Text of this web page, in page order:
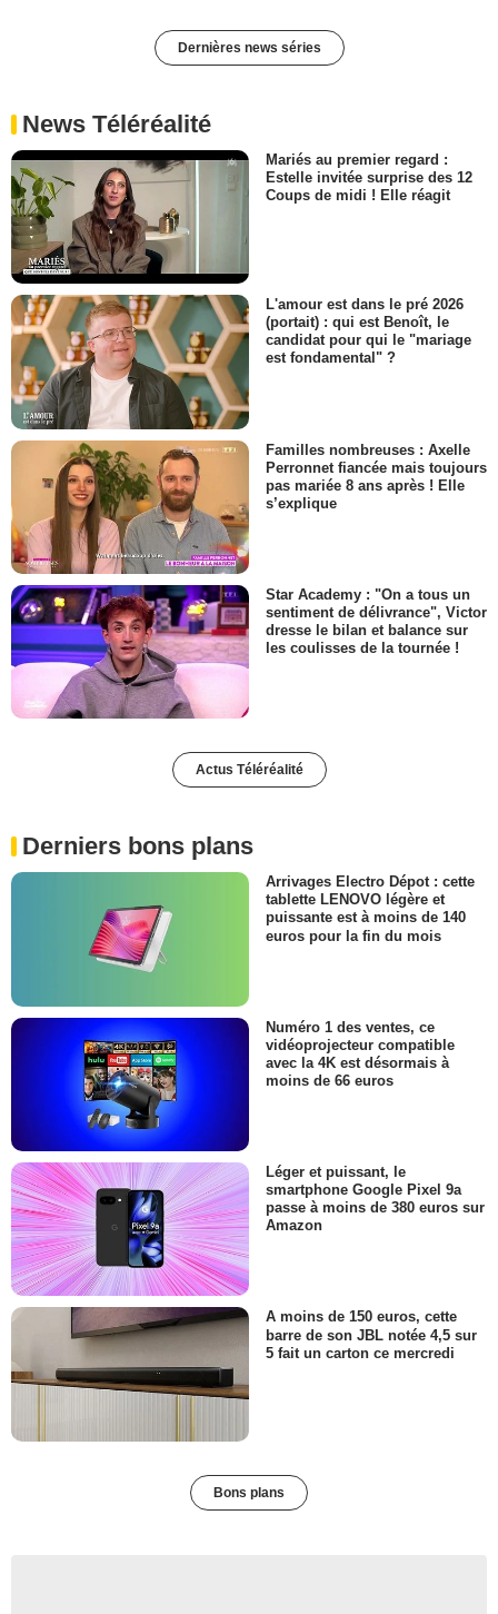
Dernières news séries
News Téléréalité
Mariés au premier regard :
Estelle invitée surprise des 12
Coups de midi ! Elle réagit
L'amour est dans le pré 2026
(portait) : qui est Benoît, le
candidat pour qui le "mariage
est fondamental" ?
Familles nombreuses : Axelle
Perronnet fiancée mais toujours
pas mariée 8 ans après ! Elle
s’explique
Star Academy : "On a tous un
sentiment de délivrance", Victor
dresse le bilan et balance sur
les coulisses de la tournée !
Actus Téléréalité
Derniers bons plans
Arrivages Electro Dépot : cette
tablette LENOVO légère et
puissante est à moins de 140
euros pour la fin du mois
Numéro 1 des ventes, ce
vidéoprojecteur compatible
avec la 4K est désormais à
moins de 66 euros
Léger et puissant, le
smartphone Google Pixel 9a
passe à moins de 380 euros sur
Amazon
A moins de 150 euros, cette
barre de son JBL notée 4,5 sur
5 fait un carton ce mercredi
Bons plans